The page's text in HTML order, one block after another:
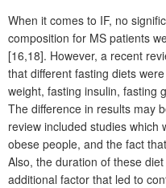
When it comes to IF, no
composition for MS patients
[16,18]. However, a recent
that different fasting diets
weight, fasting insulin, fasting
The difference in results may
review included studies which
obese people, and the fact
Also, the duration of these
additional factor that led to